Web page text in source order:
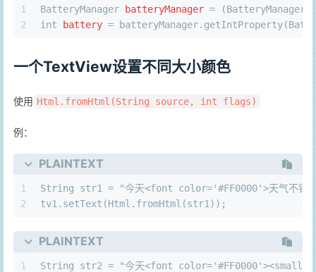
1
2
BatteryManager batteryManager =
int
battery =
一个TextView设置不同大小颜色
使用 Html.fromHtml(String source, int flags)
例：
PLAINTEXT
1
2
String str1 = "今天<font color='#FF0000'>天气不错
tv1.setText(Html.fromHtml(str1));
PLAINTEXT
1
String str2 = "今天<font color='#FF0000'><small>